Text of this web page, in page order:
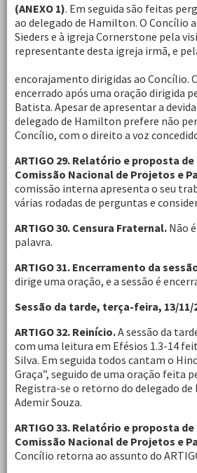
(ANEXO 1). Em seguida são feitas
ao delegado de Hamilton. O Concílio
Sieders e à igreja Cornerstone pela
representante desta igreja irmã, e
encorajamento dirigidas ao Concílio.
encerrado após uma oração dirigida
Batista. Apesar de apresentar a
delegado de Hamilton prefere não
Concílio, com o direito a voz
ARTIGO 29. Relatório e proposta
Comissão Nacional de Projetos e
comissão interna apresenta o seu
várias rodadas de perguntas e
ARTIGO 30. Censura Fraternal. Não
palavra.
ARTIGO 31. Encerramento da
dirige uma oração, e a sessão é
Sessão da tarde, terça-feira, 13/11/
ARTIGO 32. Reinício.A sessão da
com uma leitura em Efésios 1.3-14
Silva. Em seguida todos cantam o
Graça”, seguido de uma oração feita
Registra-se o retorno do delegado
Ademir Souza.
ARTIGO 33. Relatório e proposta
Comissão Nacional de Projetos e
Concílio retorna ao assunto do